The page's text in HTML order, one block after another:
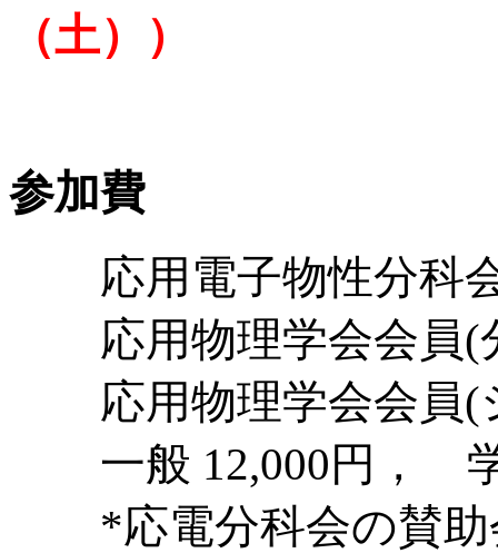
（土））
参加費
応用電子物性分科会
応用物理学会会員(
応用物理学会会員(
一般 12,000円， 学
*応電分科会の賛助